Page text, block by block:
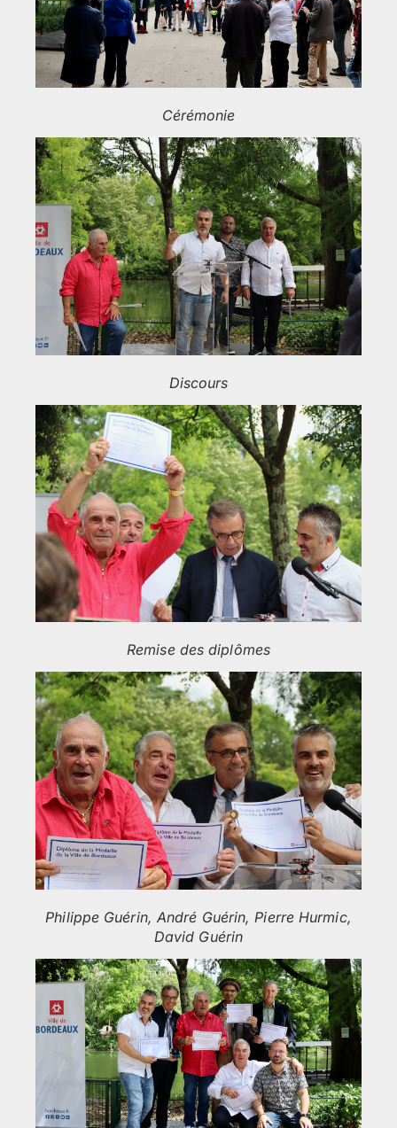
Cérémonie
Discours
Remise des diplômes
Philippe Guérin, André Guérin, Pierre Hurmic,
David Guérin